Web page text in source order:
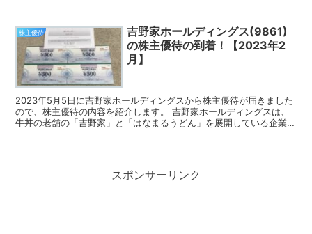
株主優待
吉野家ホールディングス(9861)
の株主優待の到着！【2023年2
月】
2023年5月5日に吉野家ホールディングスから株主優待が届きました
ので、株主優待の内容を紹介します。 吉野家ホールディングスは、
牛丼の老舗の「吉野家」と「はなまるうどん」を展開している企業で
スポンサーリンク